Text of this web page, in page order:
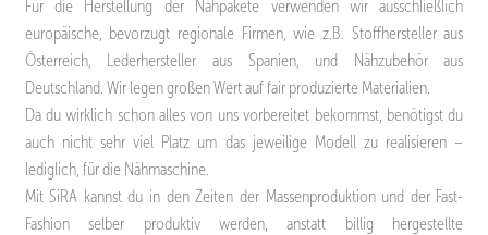
Für die Herstellung der Nähpakete verwenden wir ausschließlich
europäische, bevorzugt regionale Firmen, wie z.B. Stoffhersteller aus
Österreich, Lederhersteller aus Spanien, und Nähzubehör aus
Deutschland. Wir legen großen Wert auf fair produzierte Materialien.
Da du wirklich schon alles von uns vorbereitet bekommst, benötigst du
auch nicht sehr viel Platz um das jeweilige Modell zu realisieren –
lediglich, für die Nähmaschine.
Mit SiRA kannst du in den Zeiten der Massenproduktion und der Fast-
Fashion selber produktiv werden, anstatt billig hergestellte